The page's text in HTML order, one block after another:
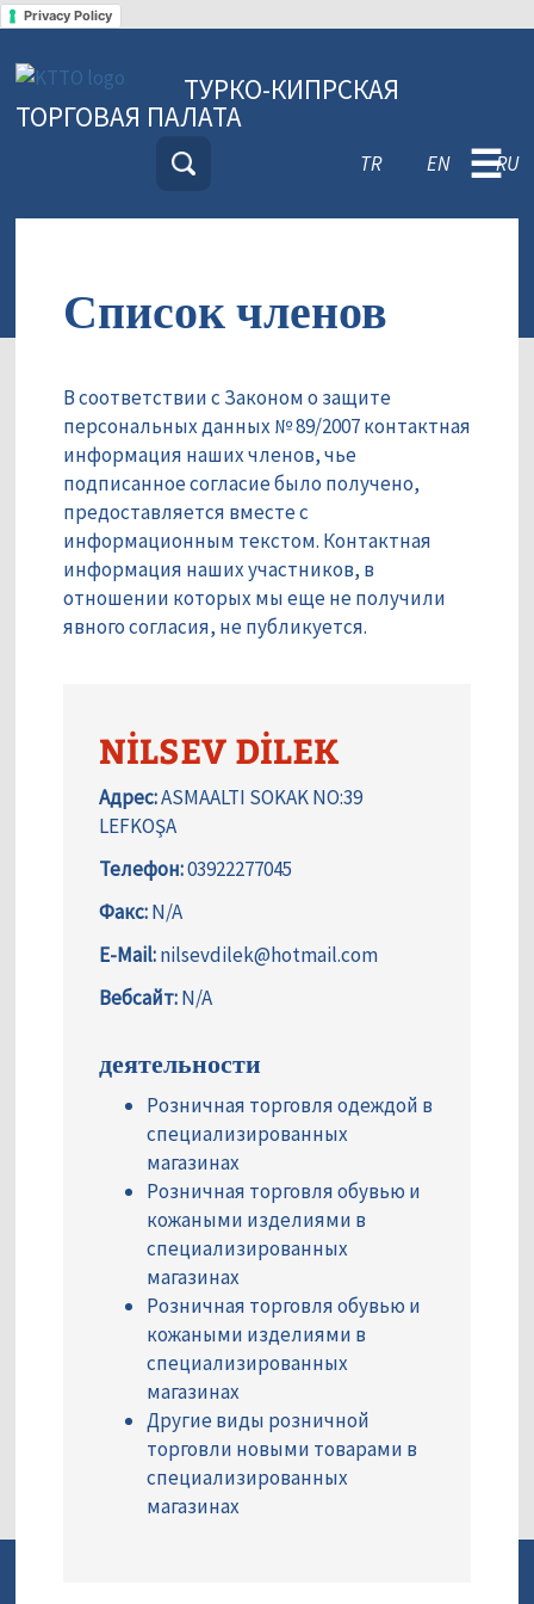
Privacy Policy
ТУРКО-КИПРСКАЯ
ТОРГОВАЯ ПАЛАТА
TR EN RU
☰
Список членов
В соответствии с Законом о защите
персональных данных № 89/2007 контактная
информация наших членов, чье
подписанное согласие было получено,
предоставляется вместе с
информационным текстом. Контактная
информация наших участников, в
отношении которых мы еще не получили
явного согласия, не публикуется.
NİLSEV DİLEK
Адрес:ASMAALTI SOKAK NO:39
LEFKOŞA
Телефон:03922277045
Факс:N/A
E-Mail:nilsevdilek@hotmail.com
Вебсайт:N/A
деятельности
Розничная торговля одеждой в
специализированных
магазинах
Розничная торговля обувью и
кожаными изделиями в
специализированных
магазинах
Розничная торговля обувью и
кожаными изделиями в
специализированных
магазинах
Другие виды розничной
торговли новыми товарами в
специализированных
магазинах